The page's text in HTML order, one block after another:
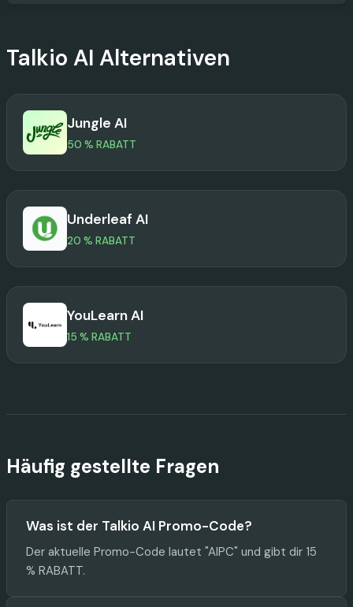
Talkio AI Alternativen
Jungle AI
50 % RABATT
Underleaf AI
20 % RABATT
YouLearn AI
15 % RABATT
Häufig gestellte Fragen
Was ist der Talkio AI Promo-Code?
Der aktuelle Promo-Code lautet "AIPC" und gibt dir 15
% RABATT.